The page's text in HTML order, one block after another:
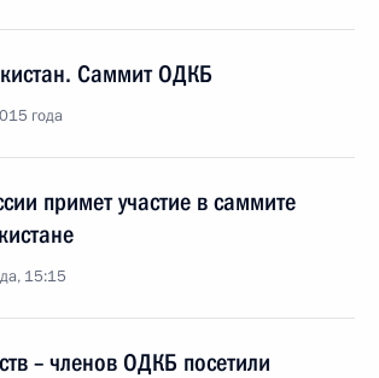
Саммит ОДКБ
года
примет участие в саммите
15:15
– членов ОДКБ посетили